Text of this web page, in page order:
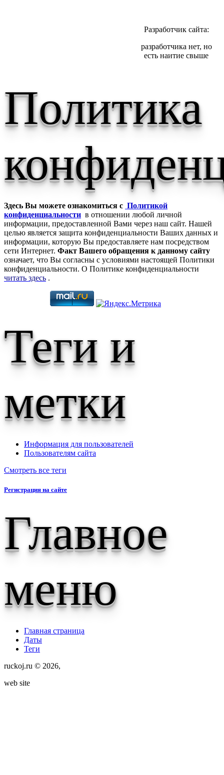
Разработчик сайта:
разработчика нет, но
есть наитие свыше
Политика
Здесь Вы можете ознакомиться с Политикой
конфиденциальности в отношении любой личной
информации, предоставленной Вами через наш сайт. Нашей
целью является защита конфиденциальности Ваших данных и
информации, которую Вы предоставляете нам посредством
сети Интернет. Факт Вашего обращения к данному сайту
означает, что Вы согласны с условиями настоящей Политики
конфиденциальности. О Политике конфиденциальности
читать здесь .
Теги и
метки
Информация для пользователей
Пользователям сайта
Смотреть все теги
Регистрация на сайте
Главное
меню
Главная страница
Даты
Теги
ruckoj.ru © 2026,
web site